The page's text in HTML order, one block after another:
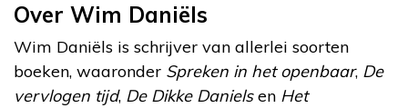
Over Wim Daniëls
Wim Daniëls is schrijver van allerlei soorten
boeken, waaronder Spreken in het openbaar, De
vervlogen tijd, De Dikke Danielsen Het